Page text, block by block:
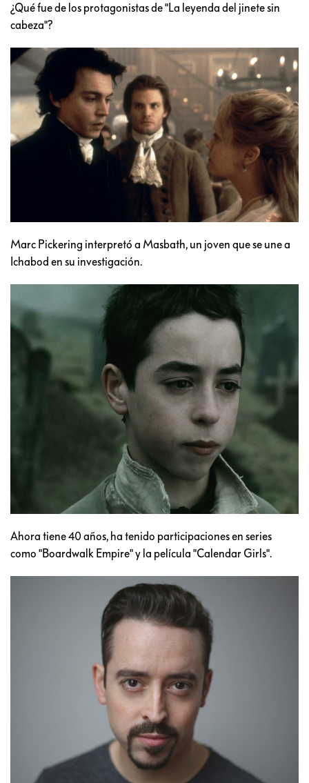
¿Qué fue de los protagonistas de "La leyenda del jinete sin
cabeza"?
Marc Pickering interpretó a Masbath, un joven que se une a
Ichabod en su investigación.
Ahora tiene 40 años, ha tenido participaciones en series
como "Boardwalk Empire" y la película "Calendar Girls".